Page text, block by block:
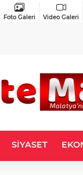
Foto Galeri Video Galeri
SİYASET